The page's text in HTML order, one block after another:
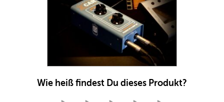
Wie heiß findest Du dieses Produkt?